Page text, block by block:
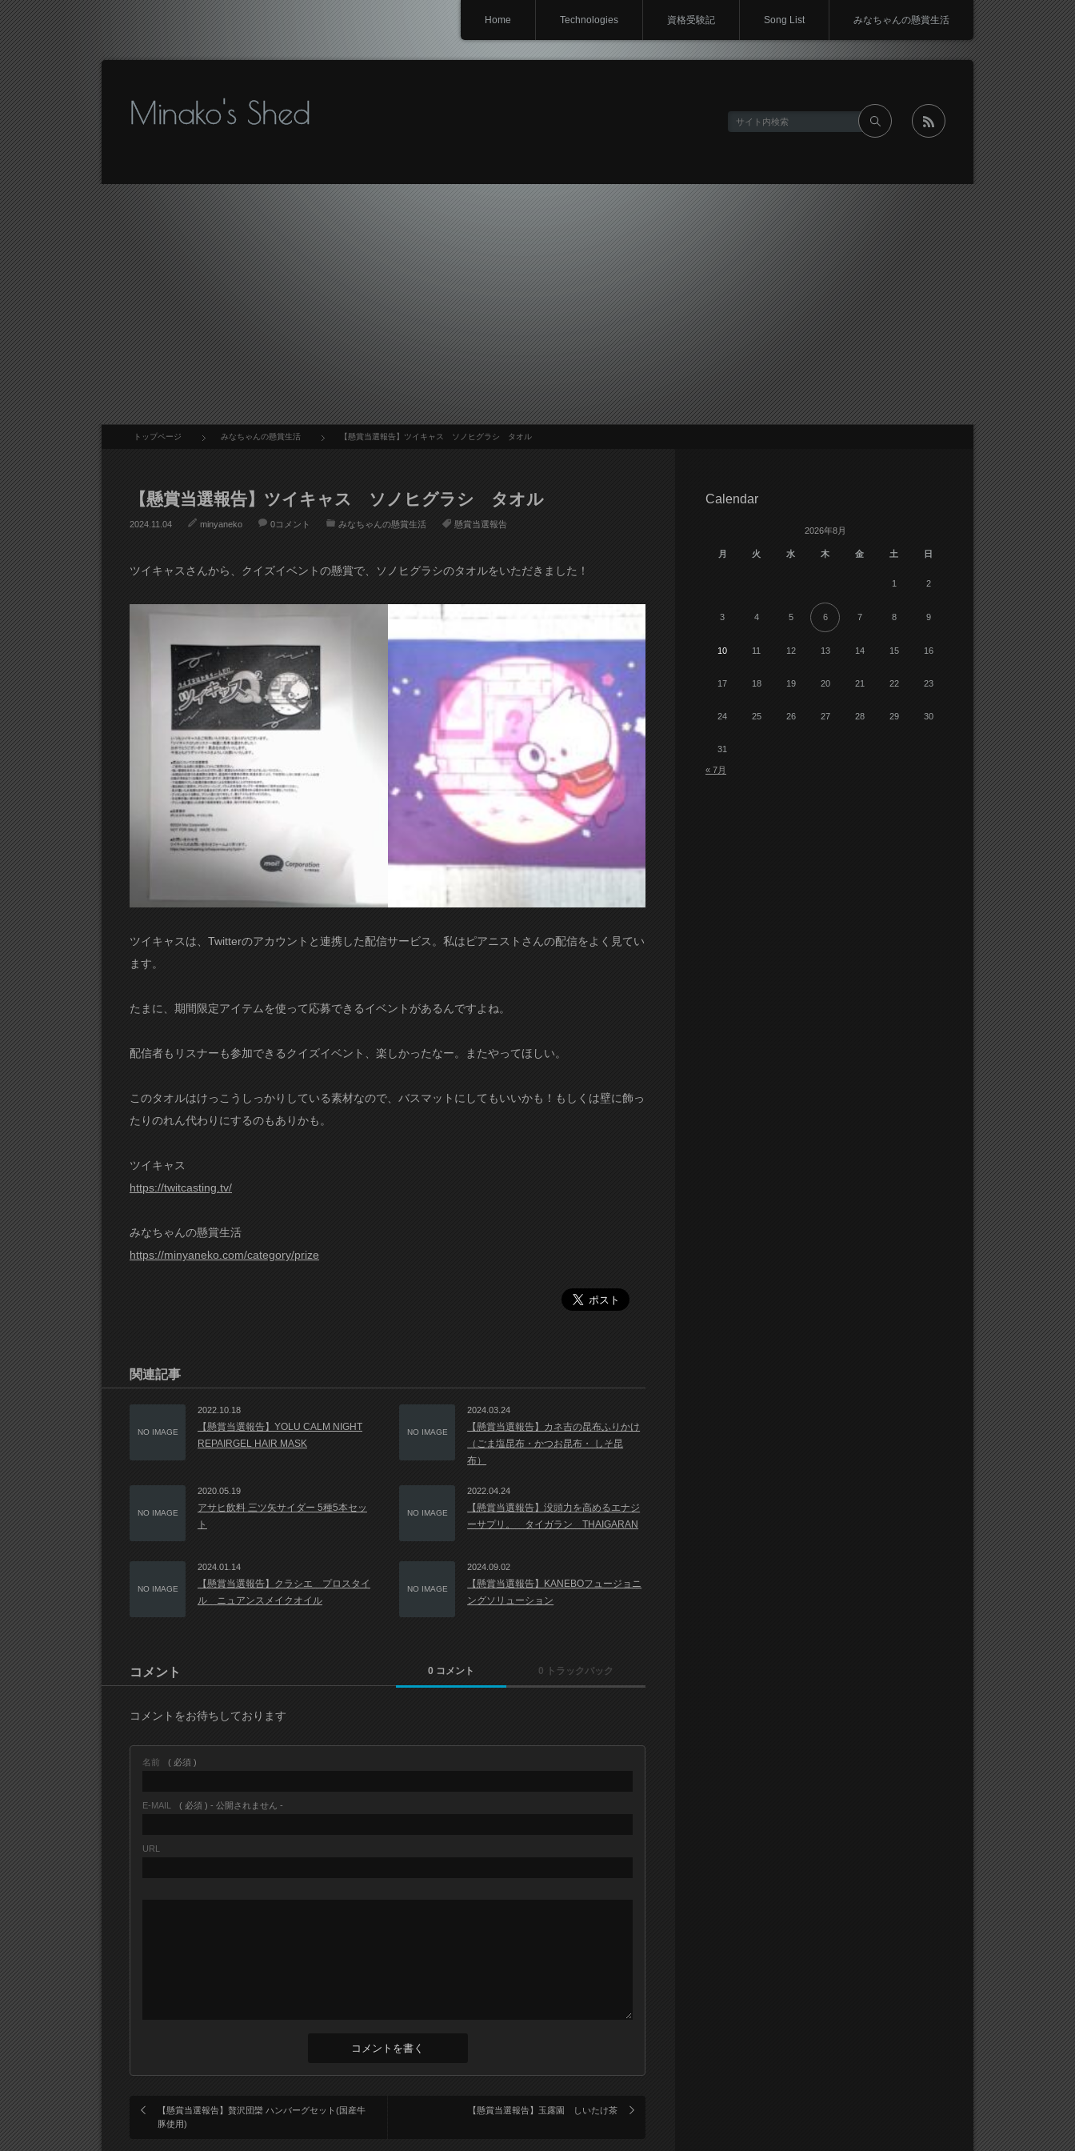
Home Technologies 資格受験記 Song List みなちゃんの懸賞生活
Minako's Shed
トップページ みなちゃんの懸賞生活 【懸賞当選報告】ツイキャス ソノヒグラシ タオル
【懸賞当選報告】ツイキャス ソノヒグラシ タオル
2024.11.04 minyaneko 0コメント みなちゃんの懸賞生活 懸賞当選報告
ツイキャスさんから、クイズイベントの懸賞で、ソノヒグラシのタオルをいただきました！
ツイキャスは、Twitterのアカウントと連携した配信サービス。私はピアニストさんの配信をよく見てい
ます。
たまに、期間限定アイテムを使って応募できるイベントがあるんですよね。
配信者もリスナーも参加できるクイズイベント、楽しかったなー。またやってほしい。
このタオルはけっこうしっかりしている素材なので、バスマットにしてもいいかも！もしくは壁に飾っ
たりのれん代わりにするのもありかも。
ツイキャス
https://twitcasting.tv/
みなちゃんの懸賞生活
https://minyaneko.com/category/prize
関連記事
NO IMAGE
2022.10.18
【懸賞当選報告】YOLU CALM NIGHT
REPAIRGEL HAIR MASK
NO IMAGE
2024.03.24
【懸賞当選報告】カネ吉の昆布ふりかけ
（ごま塩昆布・かつお昆布・ しそ昆
布）
NO IMAGE
2020.05.19
アサヒ飲料 三ツ矢サイダー 5種5本セッ
ト
NO IMAGE
2022.04.24
【懸賞当選報告】没頭力を高めるエナジ
ーサプリ。 タイガラン THAIGARAN
NO IMAGE
2024.01.14
【懸賞当選報告】クラシエ プロスタイ
ル ニュアンスメイクオイル
NO IMAGE
2024.09.02
【懸賞当選報告】KANEBOフュージョニ
ングソリューション
コメント 0 コメント 0 トラックバック
コメントをお待ちしております
名前 ( 必須 )
E-MAIL ( 必須 ) - 公開されません -
URL
【懸賞当選報告】贅沢団欒 ハンバーグセット(国産牛
豚使用)
【懸賞当選報告】玉露園 しいたけ茶
Calendar
2026年8月
月 火 水 木 金 土 日
1 2
3 4 5 6 7 8 9
10 11 12 13 14 15 16
17 18 19 20 21 22 23
24 25 26 27 28 29 30
31
« 7月